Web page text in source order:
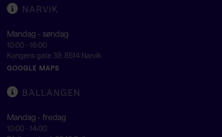
NARVIK
Mandag - søndag
10:00 - 16:00
Kongens gate 39, 8514 Narvik
GOOGLE MAPS
BALLANGEN
Mandag - fredag
10:00 - 14:00